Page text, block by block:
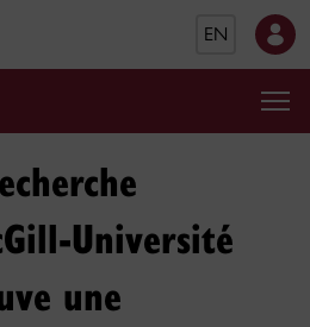
EN
Université
une